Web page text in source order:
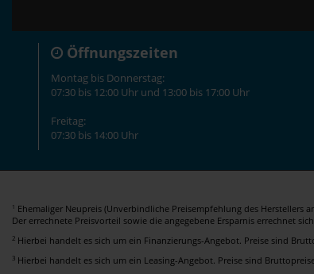
Öffnungszeiten
Montag bis Donnerstag:
07:30 bis 12:00 Uhr und 13:00 bis 17:00 Uhr
Freitag:
07:30 bis 14:00 Uhr
1 Ehemaliger Neupreis (Unverbindliche Preisempfehlung des Herstellers
Der errechnete Preisvorteil sowie die angegebene Ersparnis errechnet
2 Hierbei handelt es sich um ein Finanzierungs-Angebot. Preise sind
3 Hierbei handelt es sich um ein Leasing-Angebot. Preise sind